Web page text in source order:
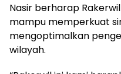
Nasir berharap
mampu memperkuat
mengoptimalkan
wilayah.